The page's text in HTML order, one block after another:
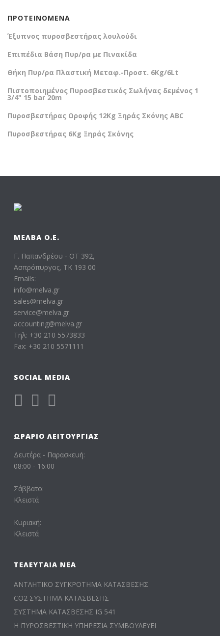
ΠΡΟΤΕΙΝΌΜΕΝΑ
Έξυπνος πυροσβεστήρας λουλούδι
Επιπέδια Βάση Πυρ/ρα με Πινακίδα
Θήκη Πυρ/ρα Πλαστική Μεταφ.-Προστ. 6Kg/6Lt
Πιστοποιημένος Πυροσβεστικός Σωλήνας δεμένος 1
3/4" 15 bar 20m
Πυροσβεστήρας Οροφής 12Kg Ξηράς Σκόνης ABC
Πυροσβεστήρας 6Kg Ξηράς Σκόνης
ΜΕΛΒΑ Ο.Ε.
Γ. Παπανδρέου - ΟΤ 392,
Ασπρόπυργος, ΤΚ 193 00
Emails:
info@melva.gr
sales@melva.gr
service@melva.gr
accounting@melva.gr
Τηλ: +30 210 5573833
Fax: +30 210 5571111
SOCIAL MEDIA
ΩΡΆΡΙΟ ΛΕΙΤΟΥΡΓΊΑΣ
Δευτέρα - Παρασκευή:
08:00 - 16:00
Σάββατο:
Κλειστά
Κυριακή:
Κλειστά
ΤΕΛΕΥΤΑΊΑ ΝΈΑ
ΑΝΤΛΗΤΙΚΟ ΣΥΓΚΡΟΤΗΜΑ ΚΑΤΑΣΒΕΣΗΣ
CO2 ΣΥΣΤΗΜΑ ΚΑΤΑΣΒΕΣΗΣ
ΣΥΣΤΗΜΑ ΚΑΤΑΣΒΕΣΗΣ IG 541
Η ΠΥΡΟΣΒΕΣΤΙΚΗ ΥΠΗΡΕΣΙΑ ΣΥΜΒΟΥΛΕΥΕΙ